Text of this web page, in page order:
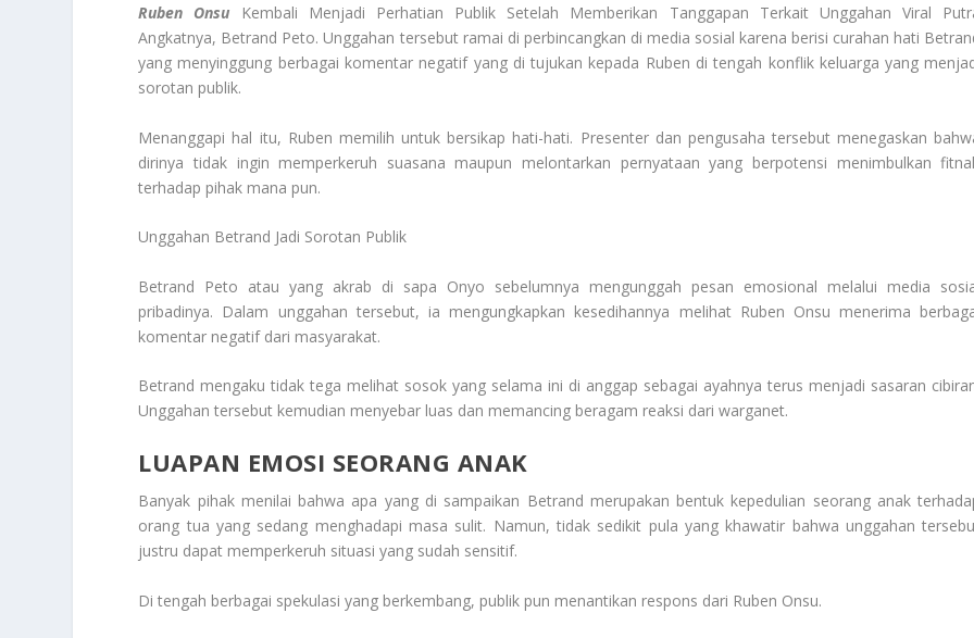
Ruben Onsu Kembali Menjadi Perhatian Publik Setelah Memberikan Tanggapan Terkait Unggahan Viral
Angkatnya, Betrand Peto. Unggahan tersebut ramai di perbincangkan di media sosial karena berisi curahan hati
yang menyinggung berbagai komentar negatif yang di tujukan kepada Ruben di tengah konflik keluarga yang
sorotan publik.
Menanggapi hal itu, Ruben memilih untuk bersikap hati-hati. Presenter dan pengusaha tersebut menegaskan
dirinya tidak ingin memperkeruh suasana maupun melontarkan pernyataan yang berpotensi menimbulkan
terhadap pihak mana pun.
Unggahan Betrand Jadi Sorotan Publik
Betrand Peto atau yang akrab di sapa Onyo sebelumnya mengunggah pesan emosional melalui media
pribadinya. Dalam unggahan tersebut, ia mengungkapkan kesedihannya melihat Ruben Onsu menerima
komentar negatif dari masyarakat.
Betrand mengaku tidak tega melihat sosok yang selama ini di anggap sebagai ayahnya terus menjadi sasaran
Unggahan tersebut kemudian menyebar luas dan memancing beragam reaksi dari warganet.
LUAPAN EMOSI SEORANG ANAK
Banyak pihak menilai bahwa apa yang di sampaikan Betrand merupakan bentuk kepedulian seorang anak
orang tua yang sedang menghadapi masa sulit. Namun, tidak sedikit pula yang khawatir bahwa unggahan
justru dapat memperkeruh situasi yang sudah sensitif.
Di tengah berbagai spekulasi yang berkembang, publik pun menantikan respons dari Ruben Onsu.